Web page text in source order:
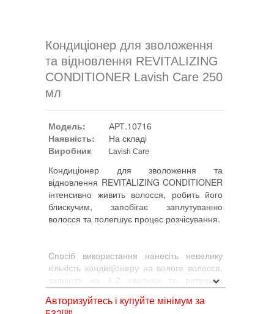
Кондиціонер для зволоження
та відновлення REVITALIZING
CONDITIONER Lavish Care 250
мл
Модель:
АРТ.10716
Наявність:
На складі
Виробник
Lavish Care
Кондиціонер для зволоження та
відновлення REVITALIZING CONDITIONER
інтенсивно живить волосся, робить його
блискучим, запобігає заплутуванню
волосся та полегшує процес розчісування.
Спосіб використання нанесіть невелику
кількість кондиціонеру на вологе волосся,
залиште на 1-2 хвилини та ретельно
змийте.
Авторизуйтесь і купуйте мінімум за
грн